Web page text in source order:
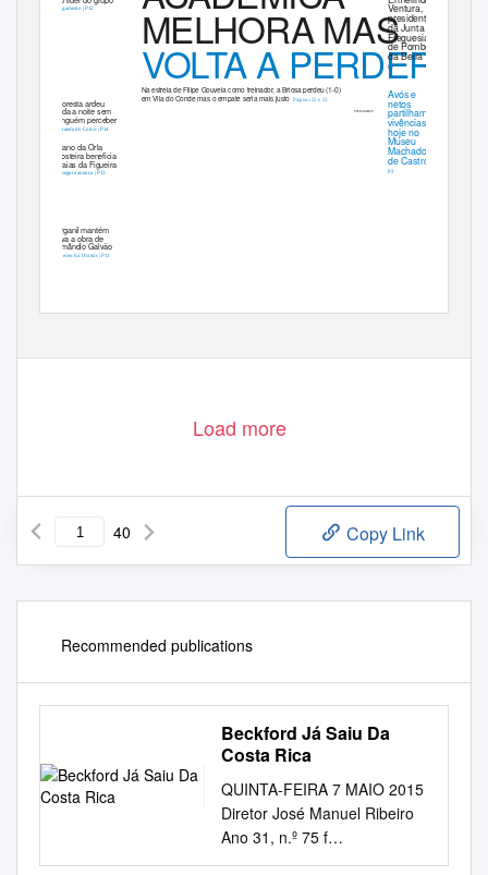
Julgamento | P12 Ventura,
presidente
da Junta de
Freguesia
de Pombeiro
da Beira
P7
MELHORA MAS
VOLTA A PERDER
Na estreia de Filipe Gouveia como treinador, a Briosa perdeu (1-0)
em Vila do Conde mas o empate seria mais justo Páginas 22 e 23 Avós e
netos
Floresta ardeu
PEDRO RAMOS
toda a noite sem
ninguém perceber
Miranda do Corvo | P14
partilham
vivências
hoje no
Museu
Plano da Orla Machado
de Castro
P3
Costeira beneﬁcia
praias da Figueira
Assegura autarca | P13
Arganil mantém
viva a obra de
Amândio Galvão
Faleceu há 10 anos | P11
Load more
40 Copy Link
Recommended publications
Beckford Já Saiu Da
Costa Rica
QUINTA-FEIRA 7 MAIO 2015
Diretor José Manuel Ribeiro
Ano 31, n.º 75 f
facebook.com/diariodesportiv